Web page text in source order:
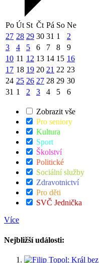
Po Út St Čt Pá So Ne
27 28 29 30 31 1
2
3
4 5 6 7 8
9
10 11 12 13 14 15 16
17 18 19 20 21 22 23
24 25 26 27 28 29 30
31 1 2 3 4 5 6
Zobrazit vše
Pro seniory
Kultura
Sport
Školství
Politické
Sociální služby
Zdravotnictví
Pro děti
SVČ Jednička
Více
Nejbližší události: